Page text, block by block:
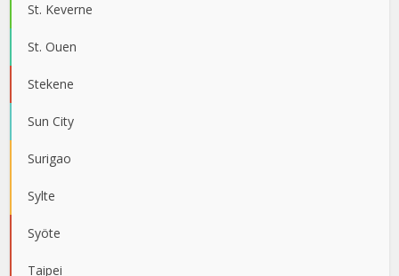
St. Keverne
St. Ouen
Stekene
Sun City
Surigao
Sylte
Syöte
Taipei